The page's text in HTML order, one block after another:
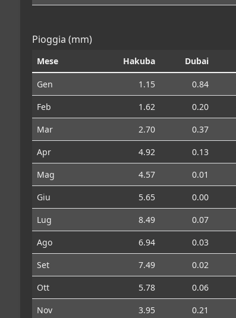
Pioggia (mm)
Mese Hakuba Dubai
Gen 1.15 0.84
Feb
1.62 0.20
Mar
2.70 0.37
Apr
4.92 0.13
Mag
4.57 0.01
Giu
5.65 0.00
Lug
8.49 0.07
Ago
6.94 0.03
Set
7.49 0.02
Ott
5.78 0.06
Nov
3.95 0.21